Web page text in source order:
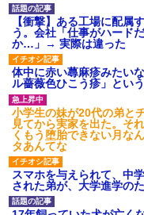
【衝撃】ある工場に配属
う。会社「仕事がハード
か…」→ 実際は違った
体中に赤い蕁麻疹みたい
ル薔薇色ひこう疹」とい
小学生の妹が20代の弟と
見てから実家を出た。そ
くもう堕胎できない月な
タあんてな
スマホを与えられて、中
された弟が、大学進学の